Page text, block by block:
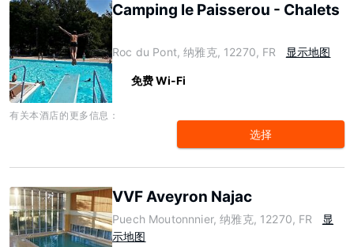
Camping le Paisserou - Chalets
Roc du Pont, 纳雅克, 12270, FR 显示地图
免费 Wi-Fi
有关本酒店的更多信息：
选择
VVF Aveyron Najac
Puech Moutonnnier, 纳雅克, 12270, FR
显
示地图